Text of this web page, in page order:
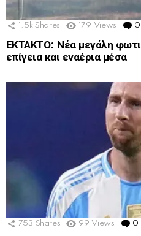
1.5k Shares 179 Views 0
ΕΚΤΑΚΤΟ: Νέα μεγάλη
επίγεια και εναέρια μέσα
753 Shares 99 Views 0